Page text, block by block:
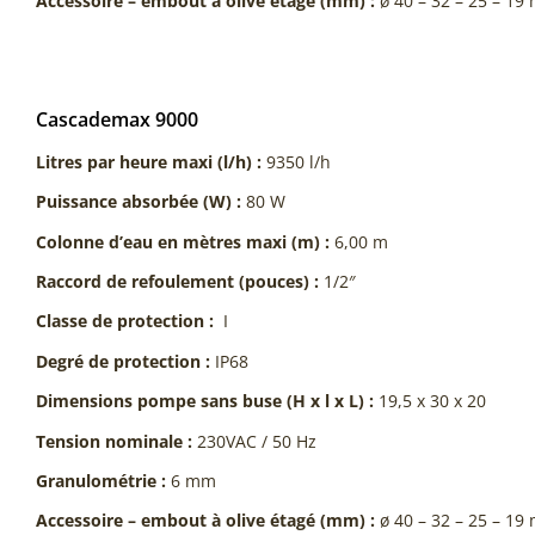
Cascademax 9000
Litres par heure maxi (l/h) : 9350 l/h
Puissance absorbée (W) : 80 W
Colonne d’eau en mètres maxi (m) : 6,00 m
Raccord de refoulement (pouces) : 1/2″
Classe de protection : I
Degré de protection : IP68
Dimensions pompe sans buse (H x l x L) : 19,5 x 30 x 20
Tension nominale : 230VAC / 50 Hz
Granulométrie : 6 mm
Accessoire – embout à olive étagé (mm) : ø 40 – 32 – 25 – 19